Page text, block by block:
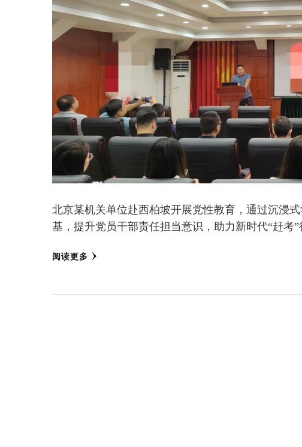
北京某机关单位赴西柏坡开展党性教育，通过沉浸
基，提升党员干部责任担当意识，助力新时代“赶考”
阅读更多